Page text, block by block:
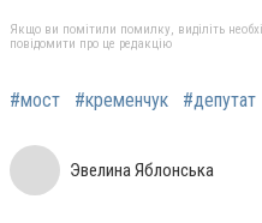
Якщо ви помітили помилку, виділіть
повідомити про це редакцію
#мост #кременчук #депутат
Эвелина Яблонська